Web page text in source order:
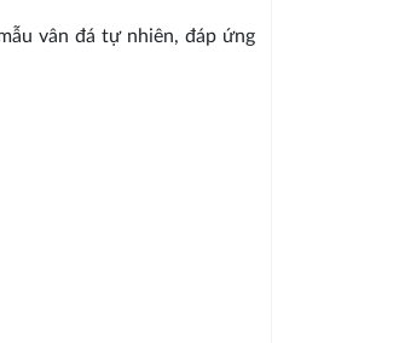
vân đá tự nhiên, đáp ứng